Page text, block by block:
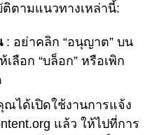
ติตามแนวทางเหล่านี้:
: อย่าคลิก “อนุญาต” บน
ลือก “บล็อก” หรือเพิก
ณได้เปิดใช้งานการแจ้ง
แล้ว ให้ไปที่การ